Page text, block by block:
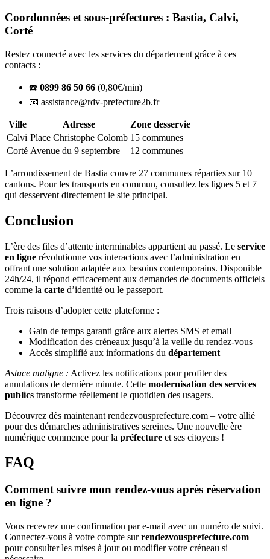
Coordonnées et sous-préfectures : Bastia, Calvi,
Corté
Restez connecté avec les services du département grâce à ces
contacts :
☎️ 0899 86 50 66 (0,80€/min)
📧 assistance@rdv-prefecture2b.fr
Ville Adresse
Zone desservie
Calvi Place Christophe Colomb 15 communes
Corté Avenue du 9 septembre 12 communes
L’arrondissement de Bastia couvre 27 communes réparties sur 10
cantons. Pour les transports en commun, consultez les lignes 5 et 7
qui desservent directement le site principal.
Conclusion
L’ère des files d’attente interminables appartient au passé. Le service
en ligne révolutionne vos interactions avec l’administration en
offrant une solution adaptée aux besoins contemporains. Disponible
24h/24, il répond efficacement aux demandes de documents officiels
comme la carte d’identité ou le passeport.
Trois raisons d’adopter cette plateforme :
Gain de temps garanti grâce aux alertes SMS et email
Modification des créneaux jusqu’à la veille du rendez-vous
Accès simplifié aux informations du département
Astuce maligne : Activez les notifications pour profiter des
annulations de dernière minute. Cette modernisation des services
publics transforme réellement le quotidien des usagers.
Découvrez dès maintenant rendezvousprefecture.com – votre allié
pour des démarches administratives sereines. Une nouvelle ère
numérique commence pour la préfecture et ses citoyens !
FAQ
Comment suivre mon rendez-vous après réservation
en ligne ?
Vous recevrez une confirmation par e-mail avec un numéro de suivi.
Connectez-vous à votre compte surrendezvousprefecture.com
pour consulter les mises à jour ou modifier votre créneau si